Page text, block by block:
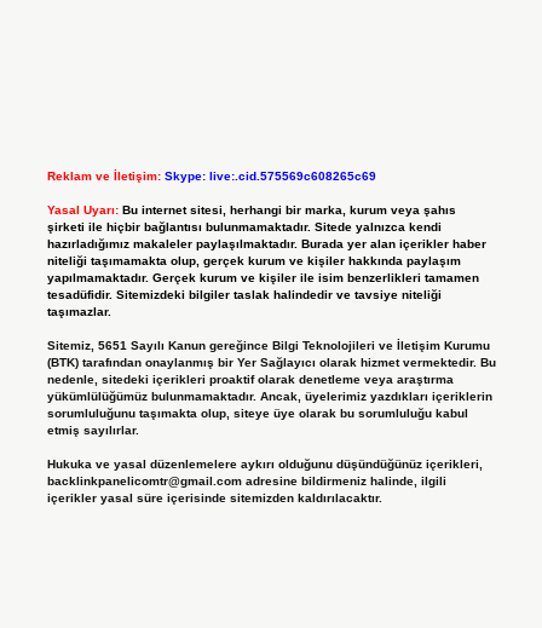
Reklam ve İletişim: Skype: live:.cid.575569c608265c69
Yasal Uyarı: Bu internet sitesi, herhangi bir marka, kurum veya şahıs
şirketi ile hiçbir bağlantısı bulunmamaktadır. Sitede yalnızca kendi
hazırladığımız makaleler paylaşılmaktadır. Burada yer alan içerikler haber
niteliği taşımamakta olup, gerçek kurum ve kişiler hakkında paylaşım
yapılmamaktadır. Gerçek kurum ve kişiler ile isim benzerlikleri tamamen
tesadüfidir. Sitemizdeki bilgiler taslak halindedir ve tavsiye niteliği
taşımazlar.
Sitemiz, 5651 Sayılı Kanun gereğince Bilgi Teknolojileri ve İletişim Kurumu
(BTK) tarafından onaylanmış bir Yer Sağlayıcı olarak hizmet vermektedir. Bu
nedenle, sitedeki içerikleri proaktif olarak denetleme veya araştırma
yükümlülüğümüz bulunmamaktadır. Ancak, üyelerimiz yazdıkları içeriklerin
sorumluluğunu taşımakta olup, siteye üye olarak bu sorumluluğu kabul
etmiş sayılırlar.
Hukuka ve yasal düzenlemelere aykırı olduğunu düşündüğünüz içerikleri,
backlinkpanelicomtr@gmail.comadresine bildirmeniz halinde, ilgili
içerikler yasal süre içerisinde sitemizden kaldırılacaktır.